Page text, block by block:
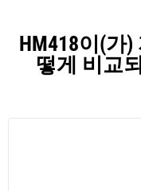
HM418이(가
떻게 비교